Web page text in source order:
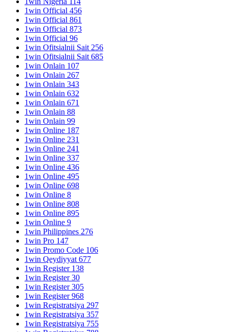
1win Official 456
1win Official 861
1win Official 873
1win Official 96
1win Ofitsialnii Sait 256
1win Ofitsialnii Sait 685
1win Onlain 107
1win Onlain 267
1win Onlain 343
1win Onlain 632
1win Onlain 671
1win Onlain 88
1win Onlain 99
1win Online 187
1win Online 231
1win Online 241
1win Online 337
1win Online 436
1win Online 495
1win Online 698
1win Online 8
1win Online 808
1win Online 895
1win Online 9
1win Philippines 276
1win Pro 147
1win Promo Code 106
1win Qeydiyyat 677
1win Register 138
1win Register 30
1win Register 305
1win Register 968
1win Registratsiya 297
1win Registratsiya 357
1win Registratsiya 755